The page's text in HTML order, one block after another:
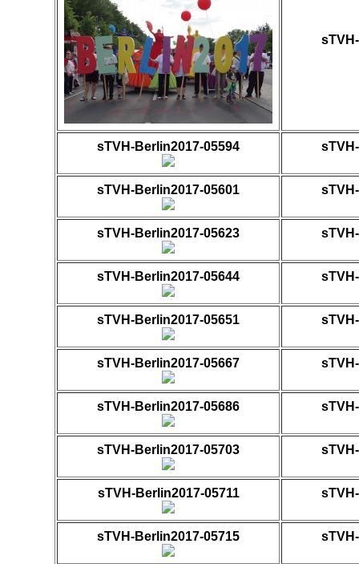
sTVH-Berlin2017-05594
sTVH-Berlin2017-05601
sTVH-Berlin2017-05623
sTVH-Berlin2017-05644
sTVH-Berlin2017-05651
sTVH-Berlin2017-05667
sTVH-Berlin2017-05686
sTVH-Berlin2017-05703
sTVH-Berlin2017-05711
sTVH-Berlin2017-05715